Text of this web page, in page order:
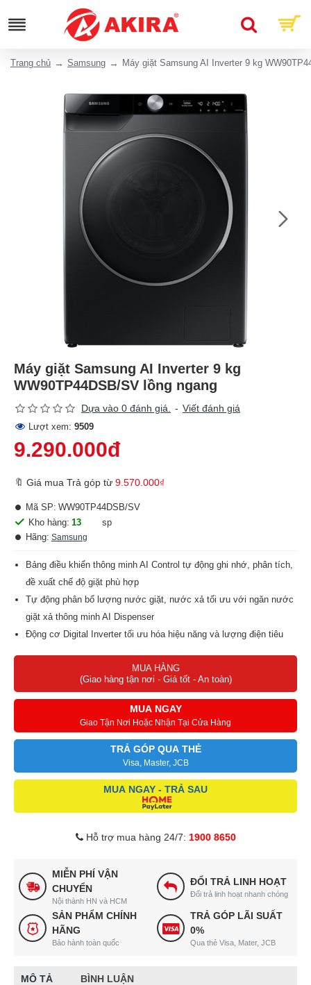
Trang chủ Samsung Máy giặt Samsung AI Inverter 9 kg
Máy giặt Samsung AI Inverter 9 kg
WW90TP44DSB/SV lồng ngang
Dựa vào 0 đánh giá. - Viết đánh giá
Lượt xem: 9509
9.290.000đ
🔖 Giá mua Trả góp từ 9.570.000₫
Kho hàng: 13
sp
Hãng: Samsung
Mã SP: WW90TP44DSB/SV
Bảng điều khiển thông minh AI Control tự động ghi nhớ, phân tích,
đề xuất chế độ giặt phù hợp
Tự động phân bổ lượng nước giặt, nước xả tối ưu với ngăn nước
giặt xả thông minh AI Dispenser
Động cơ Digital Inverter tối ưu hóa hiệu năng và lượng điện tiêu
Diệt khuẩn 99,9% và ngừa dị ứng bằng giặt hơi nước Hygiene
Chế độ vệ sinh Drum Clean+ làm sạch lồng giặt và diệt khuẩn
Giặt sạch hơn với công nghệ giặt Eco Bubble & lồng giặt kim
Chế độ ngâm Bubble Soak đánh bay vết bẩn cứng đầu
MUA HÀNG
(Giao hàng tận nơi - Giá tốt - An toàn)
MUA NGAY
Giao Tận Nơi Hoặc Nhận Tại Cửa Hàng
TRẢ GÓP QUA THẺ
Visa, Master, JCB
MUA NGAY - TRẢ SAU
Hỗ trợ mua hàng 24/7: 1900 8650
MIỄN PHÍ VẬN
CHUYỂN
Nội thành HN và HCM
ĐỔI TRẢ LINH HOẠT
Đổi trả linh hoạt nhanh chóng
SẢN PHẨM CHÍNH
HÃNG
Bảo hành toàn quốc
TRẢ GÓP LÃI SUẤT
0%
Qua thẻ Visa, Mater, JCB
MÔ TẢ BÌNH LUẬN